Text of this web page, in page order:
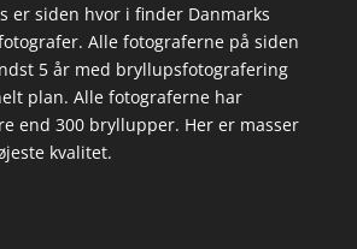
er siden hvor i finder Danmarks
Alle fotograferne på siden
5 år med bryllupsfotografering
plan. Alle fotograferne har
end 300 bryllupper. Her er masser
kvalitet.